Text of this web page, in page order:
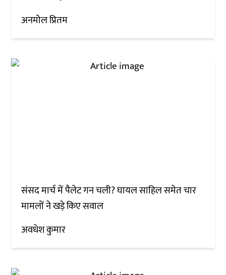
अनमोल प्रितम
संसद मार्च में पैलेट गन चली? घायल साहिल समेत चार
मामलों ने खड़े किए सवाल
अवधेश कुमार